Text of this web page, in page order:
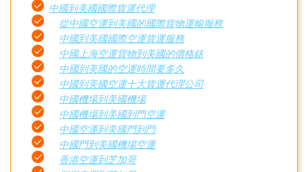
中國到美國國際貨運代理
從中國空運到美國的國際貨物運輸服務
中國到美國國際空運貨運服務
中國上海空運貨物到美國的價格錶
中國到美國的空運時間要多久
中國到美國空運十大貨運代理公司
中國機場到美國機場
中國機場到美國到門空運
中國空運到美國門到門
中國門到美國機場空運
香港空運到芝加哥